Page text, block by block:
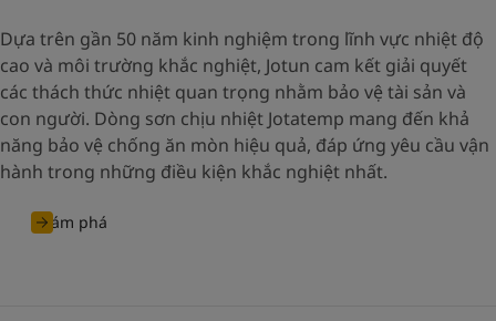
Dựa trên gần 50 năm kinh nghiệm trong lĩnh vực nhiệt độ
cao và môi trường khắc nghiệt, Jotun cam kết giải quyết
các thách thức nhiệt quan trọng nhằm bảo vệ tài sản và
con người. Dòng sơn chịu nhiệt Jotatemp mang đến khả
năng bảo vệ chống ăn mòn hiệu quả, đáp ứng yêu cầu vận
hành trong những điều kiện khắc nghiệt nhất.
Khám phá